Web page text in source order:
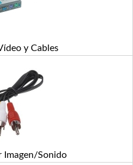
y Cables
Imagen/Sonido